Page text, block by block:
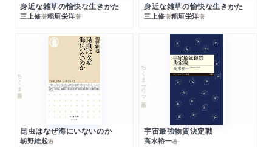
身近な雑草の愉快な生きかた
三上修著稲垣栄洋著
身近な雑草の愉快な生きかた
三上修著稲垣栄洋著
ちくま新書
昆虫はなぜ海にいないのか
朝野維起著
ちくまプリマー新書
宇宙最強物質決定戦
高水裕一著